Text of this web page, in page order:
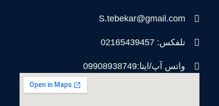
S.tebekar@gmail.com
تلفکس: 02165439457
واتس آپ/ایتا:09908938749